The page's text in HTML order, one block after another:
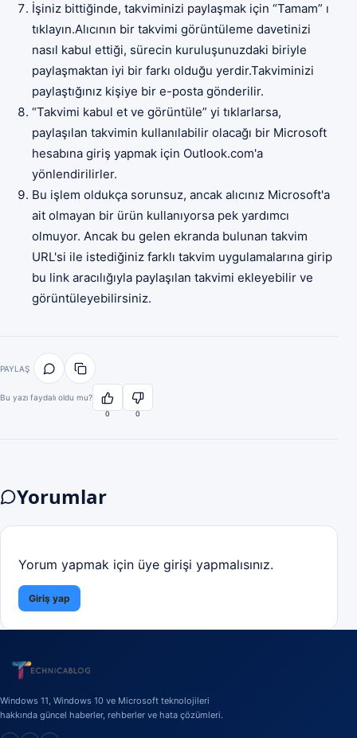
İşiniz bittiğinde, takviminizi paylaşmak için “Tamam” ı
tıklayın.Alıcının bir takvimi görüntüleme davetinizi
nasıl kabul ettiği, sürecin kuruluşunuzdaki biriyle
paylaşmaktan iyi bir farkı olduğu yerdir.Takviminizi
paylaştığınız kişiye bir e-posta gönderilir.
“Takvimi kabul et ve görüntüle” yi tıklarlarsa,
paylaşılan takvimin kullanılabilir olacağı bir Microsoft
hesabına giriş yapmak için Outlook.com'a
yönlendirilirler.
Bu işlem oldukça sorunsuz, ancak alıcınız Microsoft'a
ait olmayan bir ürün kullanıyorsa pek yardımcı
olmuyor. Ancak bu gelen ekranda bulunan takvim
URL'si ile istediğiniz farklı takvim uygulamalarına girip
bu link aracılığıyla paylaşılan takvimi ekleyebilir ve
görüntüleyebilirsiniz.
PAYLAŞ
Bu yazı faydalı oldu mu?
0 0
Yorumlar
Yorum yapmak için üye girişi yapmalısınız.
Giriş yap
Windows 11, Windows 10 ve Microsoft teknolojileri
hakkında güncel haberler, rehberler ve hata çözümleri.